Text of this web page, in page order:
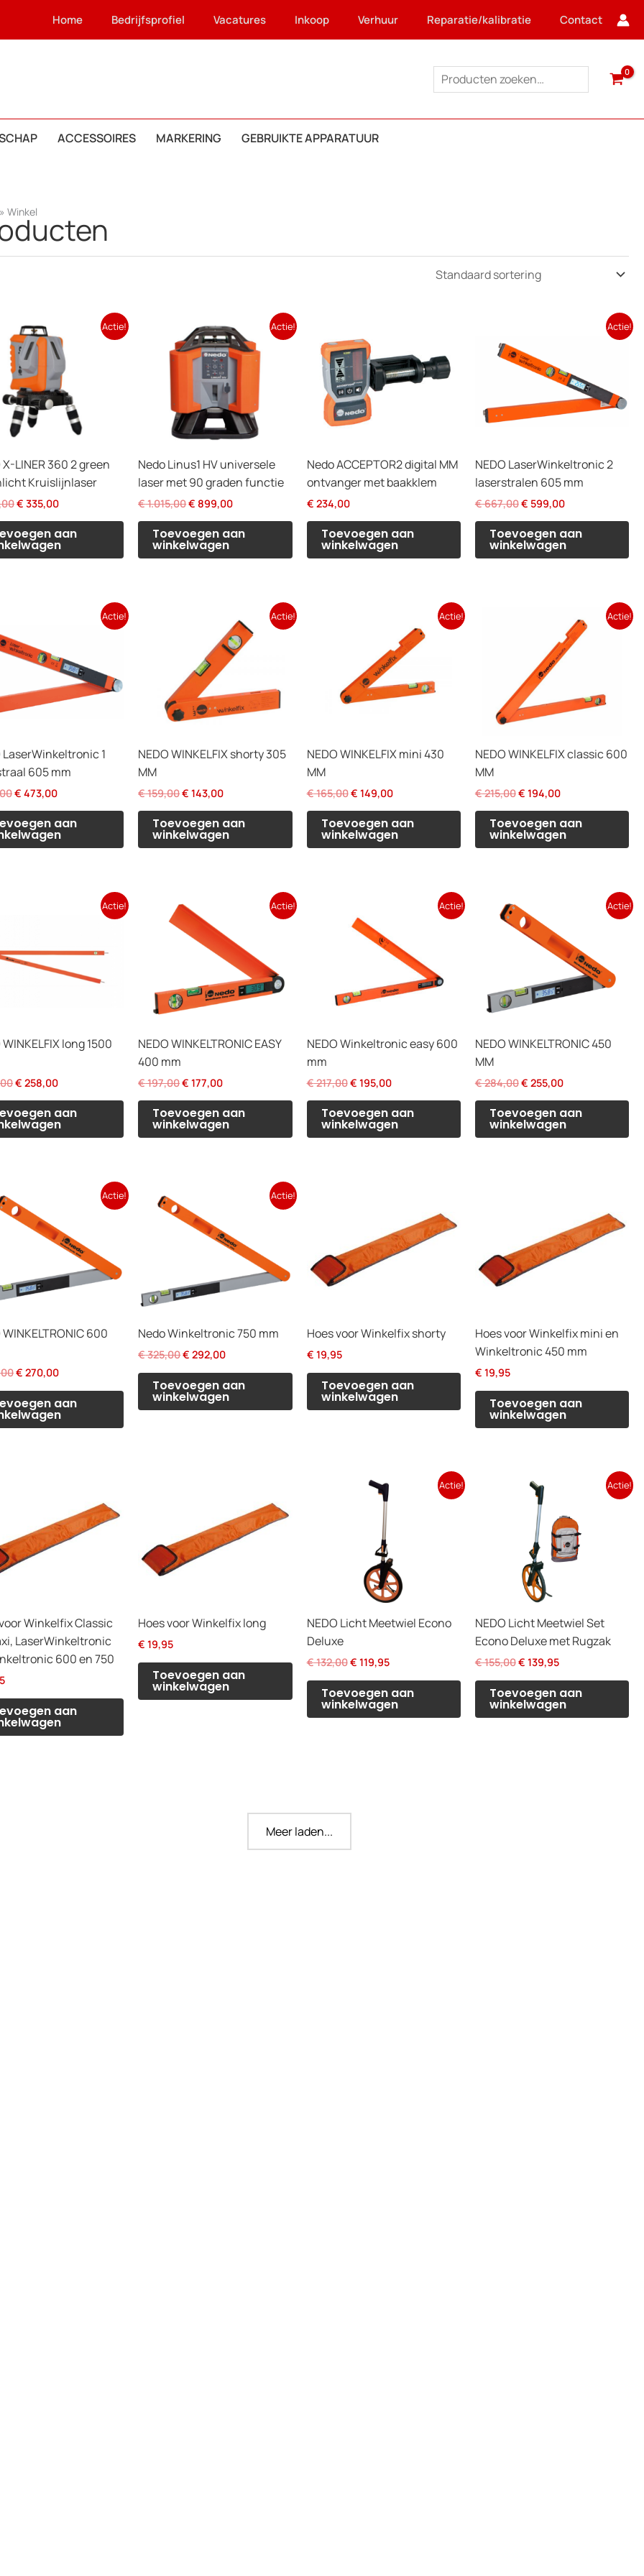
Home Bedrijfsprofiel Vacatures Inkoop Verhuur Reparatie/kalibratie Contact
Zoeken
ACCESSOIRES MARKERING GEBRUIKTE APPARATUUR
» Winkel
Actie!
X-LINER 360 2 green
Kruislijnlaser
Oorspronkelijke
was:
€ 400,00.
€ 335,00Huidige
is:
€ 335,00.
aan
Actie!
Nedo Linus1 HV universele
laser met 90 graden functie
€1.015,00Oorspronkelijke
was:
€ 1.015,00.
€ 899,00Huidige
is:
€ 899,00.
Toevoegen aan
winkelwagen
Nedo ACCEPTOR2 digital MM
ontvanger met baakklem
€ 234,00
Toevoegen aan
winkelwagen
Actie!
NEDO LaserWinkeltronic 2
laserstralen 605 mm
€667,00Oorspronkelijke
was:
€ 667,00.
€ 599,00Huidige
is:
€ 599,00.
Toevoegen aan
winkelwagen
Actie!
LaserWinkeltronic 1
605 mm
Oorspronkelijke
was:
€ 525,00.
€ 473,00Huidige
is:
€ 473,00.
aan
Actie!
NEDO WINKELFIX shorty 305
MM
€159,00Oorspronkelijke
was:
€ 159,00.
€ 143,00Huidige
is:
€ 143,00.
Toevoegen aan
winkelwagen
Actie!
NEDO WINKELFIX mini 430
MM
€165,00Oorspronkelijke
was:
€ 165,00.
€ 149,00Huidige
is:
€ 149,00.
Toevoegen aan
winkelwagen
Actie!
NEDO WINKELFIX classic 600
MM
€215,00Oorspronkelijke
was:
€ 215,00.
€ 194,00Huidige
is:
€ 194,00.
Toevoegen aan
winkelwagen
Actie!
WINKELFIX long 1500
Oorspronkelijke
was:
€ 287,00.
€ 258,00Huidige
is:
€ 258,00.
aan
Actie!
NEDO WINKELTRONIC EASY
400 mm
€197,00Oorspronkelijke
was:
€ 197,00.
€ 177,00Huidige
is:
€ 177,00.
Toevoegen aan
winkelwagen
Actie!
NEDO Winkeltronic easy 600
mm
€217,00Oorspronkelijke
was:
€ 217,00.
€ 195,00Huidige
is:
€ 195,00.
Toevoegen aan
winkelwagen
Actie!
NEDO WINKELTRONIC 450
MM
€284,00Oorspronkelijke
was:
€ 284,00.
€ 255,00Huidige
is:
€ 255,00.
Toevoegen aan
winkelwagen
Actie!
WINKELTRONIC 600
Oorspronkelijke
was:
€ 300,00.
€ 270,00Huidige
is:
€ 270,00.
aan
Actie!
Nedo Winkeltronic 750 mm
€325,00Oorspronkelijke
was:
€ 325,00.
€ 292,00Huidige
is:
€ 292,00.
Toevoegen aan
winkelwagen
Hoes voor Winkelfix shorty
€ 19,95
Toevoegen aan
winkelwagen
Hoes voor Winkelfix mini en
Winkeltronic 450 mm
€ 19,95
Toevoegen aan
winkelwagen
Winkelfix Classic
LaserWinkeltronic
600 en 750
aan
Hoes voor Winkelfix long
€ 19,95
Toevoegen aan
winkelwagen
Actie!
NEDO Licht Meetwiel Econo
Deluxe
€132,00Oorspronkelijke
was:
€ 132,00.
€ 119,95Huidige
is:
€ 119,95.
Toevoegen aan
winkelwagen
Actie!
NEDO Licht Meetwiel Set
Econo Deluxe met Rugzak
€155,00Oorspronkelijke
was:
€ 155,00.
€ 139,95Huidige
is:
€ 139,95.
Toevoegen aan
winkelwagen
Meer laden...